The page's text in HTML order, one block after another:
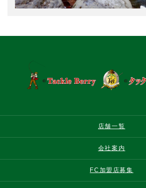
店舗一覧
会社案内
FC加盟店募集